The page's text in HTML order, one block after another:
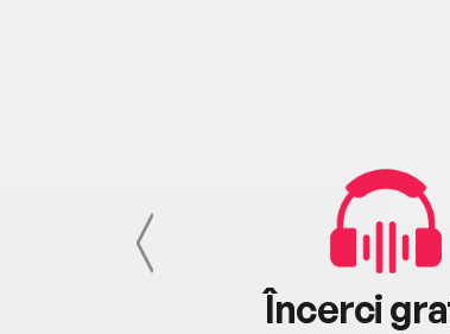
Încerci